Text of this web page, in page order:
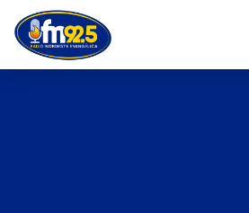
Previous